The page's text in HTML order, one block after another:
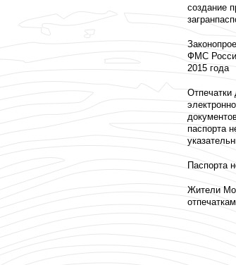
создание
ФМС
2015 года
Отпечатки
паспорта
Паспорта
Жители